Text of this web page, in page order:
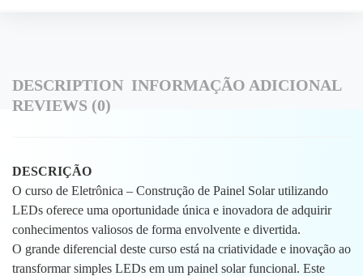
DESCRIPTION INFORMAÇÃO ADICIONAL
REVIEWS (0)
DESCRIÇÃO
O curso de Eletrônica – Construção de Painel Solar utilizando
LEDs oferece uma oportunidade única e inovadora de adquirir
conhecimentos valiosos de forma envolvente e divertida.
O grande diferencial deste curso está na criatividade e inovação ao
transformar simples LEDs em um painel solar funcional. Este